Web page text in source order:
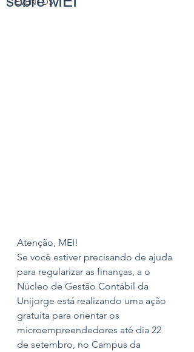
Atenção, MEI!
Se você estiver precisando de ajuda
para regularizar as finanças, a o
Núcleo de Gestão Contábil da
Unijorge está realizando uma ação
gratuita para orientar os
microempreendedores até dia 22
de setembro, no Campus da